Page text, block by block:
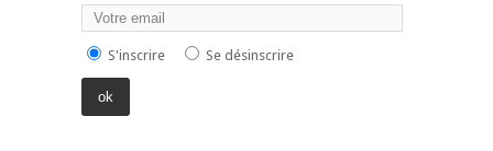
S'inscrire Se désinscrire